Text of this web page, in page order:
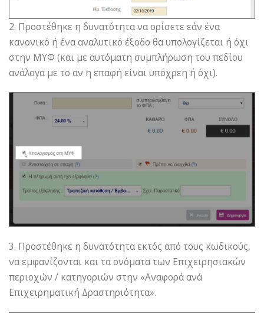
2. Προστέθηκε η δυνατότητα να ορίσετε εάν ένα
κανονικό ή ένα αναλυτικό έξοδο θα υπολογίζεται ή όχι
στην ΜΥΦ (και με αυτόματη συμπλήρωση του πεδίου
ανάλογα με το αν η επαφή είναι υπόχρεη ή όχι).
3. Προστέθηκε η δυνατότητα εκτός από τους κωδικούς,
να εμφανίζονται και τα ονόματα των Επιχειρησιακών
περιοχών / κατηγοριών στην «Αναφορά ανά
Επιχειρηματική Δραστηριότητα».